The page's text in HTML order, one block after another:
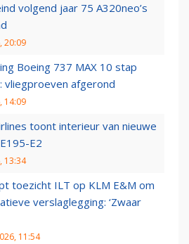
volgend jaar 75 A320neo’s
20:09
Boeing 737 MAX 10 stap
vliegproeven afgerond
14:09
toont interieur van nieuwe
E2
13:34
toezicht ILT op KLM E&M om
verslaglegging: ‘Zwaar
11:54